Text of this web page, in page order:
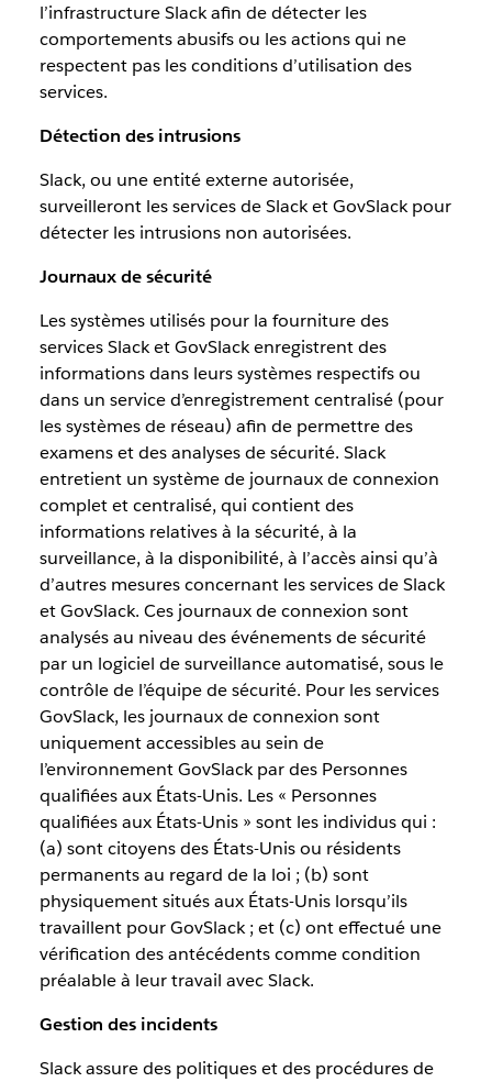
l’infrastructure Slack afin de détecter les
comportements abusifs ou les actions qui ne
respectent pas les conditions d’utilisation des
services.
Détection des intrusions
Slack, ou une entité externe autorisée,
surveilleront les services de Slack et GovSlack pour
détecter les intrusions non autorisées.
Journaux de sécurité
Les systèmes utilisés pour la fourniture des
services Slack et GovSlack enregistrent des
informations dans leurs systèmes respectifs ou
dans un service d’enregistrement centralisé (pour
les systèmes de réseau) afin de permettre des
examens et des analyses de sécurité. Slack
entretient un système de journaux de connexion
complet et centralisé, qui contient des
informations relatives à la sécurité, à la
surveillance, à la disponibilité, à l’accès ainsi qu’à
d’autres mesures concernant les services de Slack
et GovSlack. Ces journaux de connexion sont
analysés au niveau des événements de sécurité
par un logiciel de surveillance automatisé, sous le
contrôle de l’équipe de sécurité. Pour les services
GovSlack, les journaux de connexion sont
uniquement accessibles au sein de
l’environnement GovSlack par des Personnes
qualifiées aux États-Unis. Les « Personnes
qualifiées aux États-Unis » sont les individus qui :
(a) sont citoyens des États-Unis ou résidents
permanents au regard de la loi ; (b) sont
physiquement situés aux États-Unis lorsqu’ils
travaillent pour GovSlack ; et (c) ont effectué une
vérification des antécédents comme condition
préalable à leur travail avec Slack.
Gestion des incidents
Slack assure des politiques et des procédures de